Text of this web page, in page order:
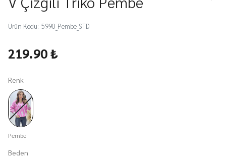
Ürün Kodu: 5990_Pembe_STD
219.90 ₺
Renk
Pembe
Beden